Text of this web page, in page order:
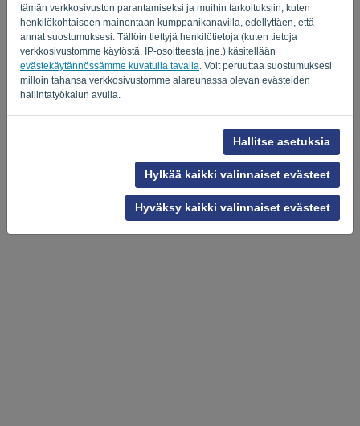
tämän verkkosivuston parantamiseksi ja muihin tarkoituksiin, kuten
henkilökohtaiseen mainontaan kumppanikanavilla, edellyttäen, että
annat suostumuksesi. Tällöin tiettyjä henkilötietoja (kuten tietoja
verkkosivustomme käytöstä, IP-osoitteesta jne.) käsitellään
evästekäytännössämme kuvatulla tavalla . Voit peruuttaa suostumuksesi
milloin tahansa verkkosivustomme alareunassa olevan evästeiden
hallintatyökalun avulla.
Hallitse asetuksia
Hylkää kaikki valinnaiset evästeet
Hyväksy kaikki valinnaiset evästeet
KIRJAUDU SISÄÄN